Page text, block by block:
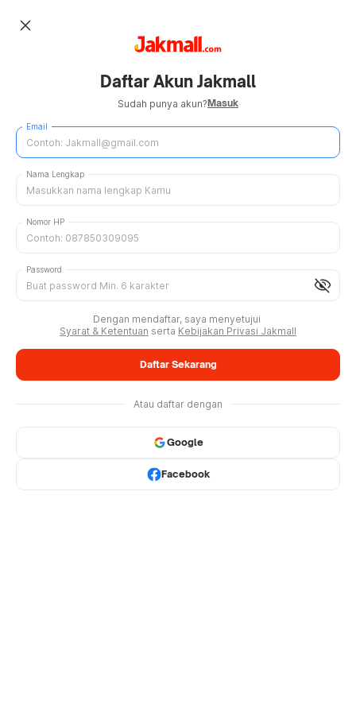
close
Daftar Akun Jakmall
Sudah punya akun?Masuk
Email
Nama Lengkap
Nomor HP
visibility_off
Password
Dengan mendaftar, saya menyetujui
Syarat & Ketentuan serta Kebijakan Privasi Jakmall
Daftar Sekarang
Atau daftar dengan
Google
Facebook